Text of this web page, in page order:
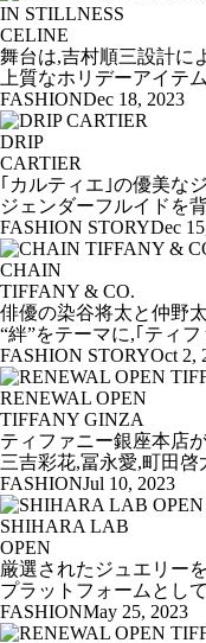
IN STILLNESS
CELINE
舞台は,吉村順三設計に
上質なホリデーアイテ
FASHIONDec 18, 2023
DRIP
CARTIER
｢カルティエ｣の優美な
ジェンダーフルイドを
FASHION STORYDec
CHAIN
TIFFANY & CO.
俳優の染谷将太と仲野
“絆”をテーマに,｢ティ
FASHION STORYOct 2,
RENEWAL OPEN
TIFFANY GINZA
ティファニー銀座本店
三吉彩花,冨永愛,町田啓
FASHIONJul 10, 2023
SHIHARA LAB
OPEN
厳選されたジュエリー
プラットフォームとし
FASHIONMay 25, 2023